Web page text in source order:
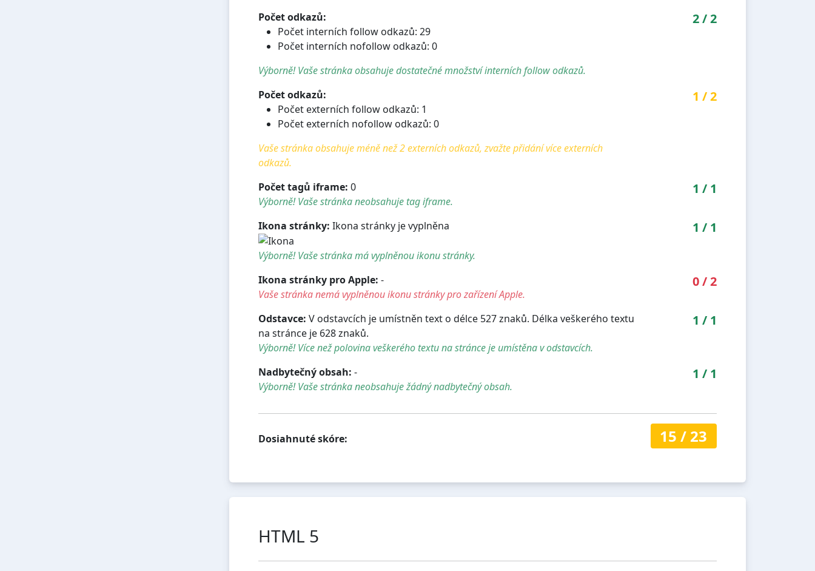
Počet odkazů:
Počet interních follow odkazů: 29
Počet interních nofollow odkazů: 0
Výborně! Vaše stránka obsahuje dostatečné množství interních follow odkazů.
2/2
Počet odkazů:
Počet externích follow odkazů: 1
Počet externích nofollow odkazů: 0
Vaše stránka obsahuje méně než 2 externích odkazů, zvažte přidání více externích
odkazů.
1 /2
Počet tagů iframe: 0
Výborně! Vaše stránka neobsahuje tag iframe.
1 / 1
Ikona stránky: Ikona stránky je vyplněna
Výborně! Vaše stránka má vyplněnou ikonu stránky.
1 / 1
Ikona stránky pro Apple: -
Vaše stránka nemá vyplněnou ikonu stránky pro zařízení Apple.
0/2
Odstavce: V odstavcích je umístněn text o délce 527 znaků. Délka veškerého textu
na stránce je 628 znaků.
Výborně! Více než polovina veškerého textu na stránce je umístěna v odstavcích.
1 / 1
Nadbytečný obsah: -
Výborně! Vaše stránka neobsahuje žádný nadbytečný obsah.
1 / 1
Dosiahnuté skóre: 15 / 23
HTML 5